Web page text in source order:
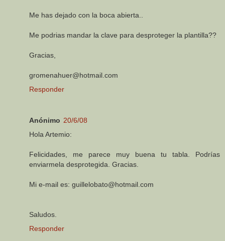
Me has dejado con la boca abierta..
Me podrias mandar la clave para desproteger la plantilla??
Gracias,
gromenahuer@hotmail.com
Responder
Anónimo 20/6/08
Hola Artemio:
Felicidades, me parece muy buena tu tabla. Podrías
enviarmela desprotegida. Gracias.
Mi e-mail es: guillelobato@hotmail.com
Saludos.
Responder